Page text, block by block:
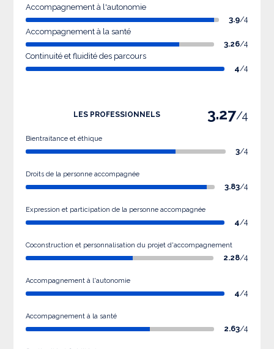
Accompagnement à l'autonomie
3.9/4
Accompagnement à la santé
3.26/4
Continuité et fluidité des parcours
4/4
LES PROFESSIONNELS 3.27/4
Bientraitance et éthique
3/4
Droits de la personne accompagnée
3.83/4
Expression et participation de la personne accompagnée
4/4
Coconstruction et personnalisation du projet d'accompagnement
2.28/4
Accompagnement à l'autonomie
4/4
Accompagnement à la santé
2.63/4